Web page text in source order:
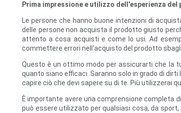
Prima impressione e utilizzo dell'esperienza
Le persone che hanno buone intenzioni di
delle persone non acquista il prodotto giusto
attento a cosa acquisti e come lo usi. Ad
commettere errori nell'acquisto del prodotto
Questo è un ottimo modo per assicurarti che la
quanto siano efficaci. Saranno solo in grado di
capire ciò che devi sapere su di te. Più utilizzerai
È importante avere una comprensione completa
può essere utilizzato per qualsiasi cosa, da